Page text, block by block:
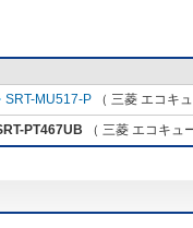
SRT-MU517-P （ 三菱 エコキ
PT467UB （ 三菱 エコキュ